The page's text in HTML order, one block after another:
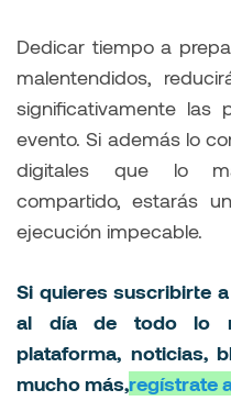
Dedicar tiempo a
malentendidos,
significativamente las
evento. Si además lo
digitales que lo
compartido, estarás
ejecución impecable.
Si quieres suscribirte
al día de todo lo
plataforma, noticias,
mucho más,regístrate